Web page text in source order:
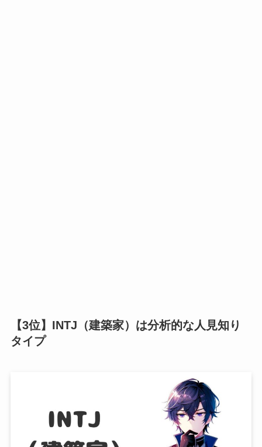
【3位】INTJ（建築家）は分析的な人見知り
タイプ